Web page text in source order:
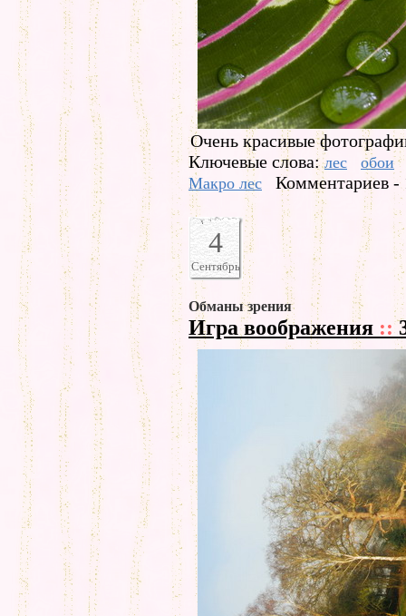
Очень красивые
Ключевые слова:лес
обои
Макро лес
Комментариев -
4
Сентябрь
Обманы зрения
Игра воображения ::